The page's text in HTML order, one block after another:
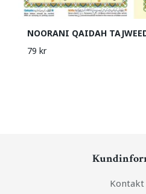
NOORANI QAIDAH
79 kr
Kontakt